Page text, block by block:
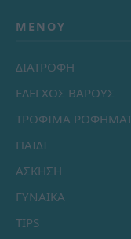
ΜΕΝΟΎ
ΔΙΑΤΡΟΦΗ
ΕΛΕΓΧΟΣ ΒΑΡΟΥΣ
ΤΡΟΦΙΜΑ
ΠΑΙΔΙ
ΑΣΚΗΣΗ
ΓΥΝΑΙΚΑ
TIPS